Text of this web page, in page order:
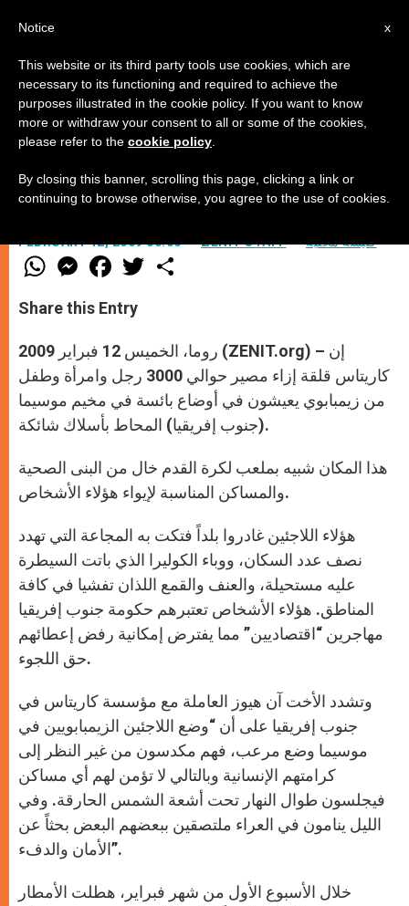
زيمبابواي: وضع اللاجئين المأساوي
–
FEBRUARY 12, 2009 00:00 ZENIT STAFF كنيسة محليّة
W
h
t
s
p
p
M
e
s
e
g
e
r
F
a
e
b
o
k
w
Share this Entry
روما، الخميس 12 فبراير 2009 (ZENIT.org) – إن
كاريتاس قلقة إزاء مصير حوالي 3000 رجل وامرأة وطفل
من زيمبابوي يعيشون في أوضاع بائسة في مخيم موسيما
(جنوب إفريقيا) المحاط بأسلاك شائكة.
هذا المكان شبيه بملعب لكرة القدم خال من البنى الصحية
والمساكن المناسبة لإيواء هؤلاء الأشخاص.
هؤلاء اللاجئين غادروا بلداً فتكت به المجاعة التي تهدد
نصف عدد السكان، ووباء الكوليرا الذي باتت السيطرة
عليه مستحيلة، والعنف والقمع اللذان تفشيا في كافة
المناطق. هؤلاء الأشخاص تعتبرهم حكومة جنوب إفريقيا
مهاجرين “اقتصاديين” مما يفترض إمكانية رفض إعطائهم
حق اللجوء.
وتشدد الأخت آن هيوز العاملة مع مؤسسة كاريتاس في
جنوب إفريقيا على أن “وضع اللاجئين الزيمبابويين في
موسيما وضع مرعب، فهم مكدسون من غير النظر إلى
كرامتهم الإنسانية وبالتالي لا تؤمن لهم أي مساكن
فيجلسون طوال النهار تحت أشعة الشمس الحارقة. وفي
الليل ينامون في العراء ملتصقين ببعضهم البعض بحثاً عن
الأمان والدفء”.
خلال الأسبوع الأول من شهر فبراير، هطلت الأمطار
x
Notice
This website or its third party tools use cookies, which are
necessary to its functioning and required to achieve the
purposes illustrated in the cookie policy. If you want to know
more or withdraw your consent to all or some of the cookies,
please refer to the cookie policy
By closing this banner, scrolling this page, clicking a link or
continuing to browse otherwise, you agree to the use of cookies.